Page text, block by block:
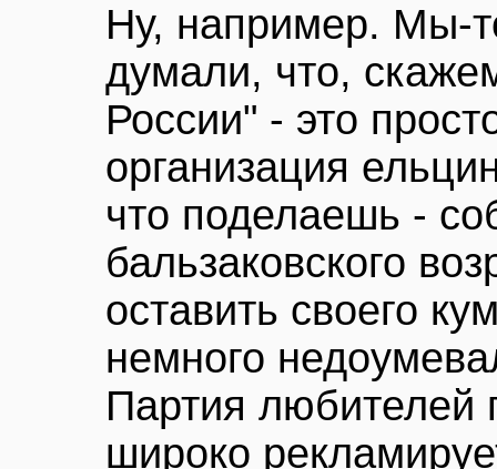
Ну, например. Мы-
думали, что,
России" - это
организация
что поделаешь -
бальзаковского
оставить своего
немного
Партия любителей
широко